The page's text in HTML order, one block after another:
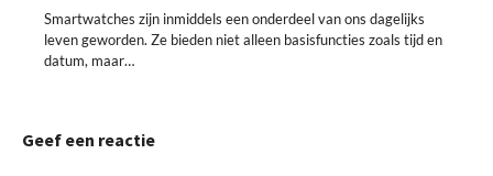
Smartwatches zijn inmiddels een onderdeel van ons dagelijks
leven geworden. Ze bieden niet alleen basisfuncties zoals tijd en
datum, maar…
Geef een reactie